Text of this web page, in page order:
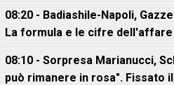
08:20 - Badiashile-Napoli,
La formula e le cifre dell'affare
08:10 - Sorpresa Marianucci,
può rimanere in rosa". Fissato